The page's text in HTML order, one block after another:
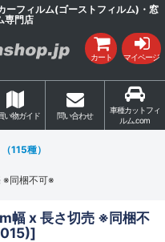
ーフィルム(ゴーストフィルム)・窓
専門店
カート マイページ
い物ガイド 問い合わせ
車種カットフィ
ルム.com
115種）
※同梱不可※
幅 x 長さ切売 ※同梱不
]